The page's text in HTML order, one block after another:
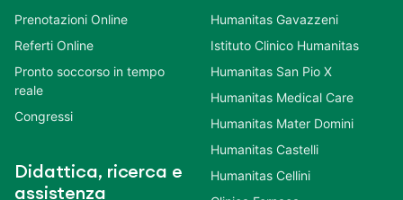
Prenotazioni Online
Referti Online
Pronto soccorso in tempo
reale
Congressi
Didattica, ricerca e
assistenza
Humanitas Gavazzeni
Istituto Clinico Humanitas
Humanitas San Pio X
Humanitas Medical Care
Humanitas Mater Domini
Humanitas Castelli
Humanitas Cellini